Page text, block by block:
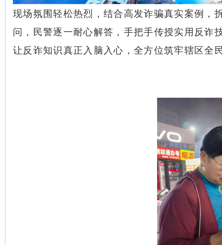
现场氛围轻松热烈，结合高发诈骗真实案例，
问，民警逐一耐心解答，手把手传授实用反诈
让反诈知识真正入脑入心，全方位筑牢辖区全